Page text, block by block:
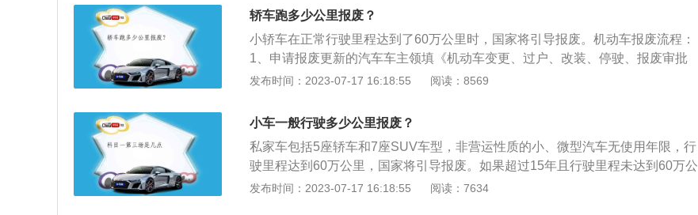
使用10年，大型出租客运汽车使用12年；（二）租赁载客汽车使用15年；（三）
小型教练载客汽车使用10年，中型教练载客汽车使用12年，大型教练载客汽车使
用15年；（四）公交客运汽车使用13年；（五）其他小、微型营运载客汽车使用
中型非营运载客汽车（大型轿车除外）使用20年；（八）三轮汽车、装用单缸发
年，危险品运输载货汽车使用10年，其他载货汽车（包括半挂牵引车和全挂牵引
车）使用15年；（九）有载货功能的专项作业车使用15年，无载货功能的专项作
业车使用30年；（十）全挂车、危险品运输半挂车使用10年，集装箱半挂车20
年，其他半挂车使用15年；（十一）正三轮摩托车使用12年，其他摩托车使用13
明》及车辆解体照片，经机动车查验岗核对并签字，回收牌证，按规定上报审
批，办理报废登记。
批，办理报废登记即可完成报废。车辆报废规定是家用5座位轿车以及7座位的S
UV，非营运的小、微型汽车无使用年限。在正常行驶里程达到了60万公里时，
国家将引导报废。
制报废是必须、一定、肯定要报废。强制报废的标准有4点：达到规定使用年限
的；经修理和调整仍不符合机动车安全技术国家标准对在用车有关要求的；经修
理和调整或者采用控制技术后，向大气排放污染物或者噪声仍不符合国家标准对
在用车有关要求的；在检验有效期届满后连续3个机动车检验周期内未取得机动
车检验合格标志的。
轿车跑多少公里报废？
小轿车在正常行驶里程达到了60万公里时，国家将引导报废。机动车报废流程：
1、申请报废更新的汽车车主领填《机动车变更、过户、改装、停驶、报废审批
申请表》一份，加盖车主印章。2、登记受理岗申请，对已达报废年限的车辆开
合汽车报废标准，核发《汽车报废通知单》。3、车主持《通知书》自行选择一
家符合规定的回收企业将车辆送交解体。4、回收企业经查验《通知书》后将车
辆解体并照相。要求发动机与车辆分离，发动机的缸体应打破，车架（底盘）要
割断。5、车主持《变更表》、《XX省更新汽车技术鉴定表》和《报废汽车回收
证明》及车辆解体照片，经机动车查验岗核对并签字，回收牌证，按规定上报审
发布时间：2023-07-17 16:18:55 阅读：8569
小车一般行驶多少公里报废？
私家车包括5座轿车和7座SUV车型，非营运性质的小、微型汽车无使用年限，行
驶里程达到60万公里，国家将引导报废。如果超过15年且行驶里程未达到60万公
里，车辆每年需要年检2次，检验不合格的将强制报废。报废汽车的含义：达到
发布时间：2023-07-17 16:18:55 阅读：7634